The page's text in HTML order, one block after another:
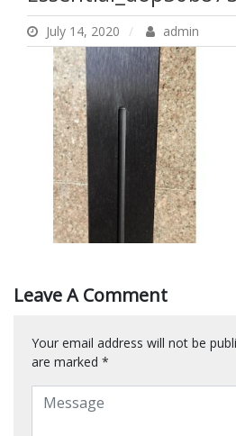
July 14, 2020 admin
Leave A Comment
Your email address will not be
are marked *